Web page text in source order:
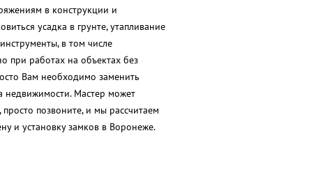
в конструкции и
усадка в грунте, утапливание
в том числе
при работах на объектах без
Вам необходимо заменить
недвижимости. Мастер может
позвоните, и мы рассчитаем
и установку замков в Воронеже.